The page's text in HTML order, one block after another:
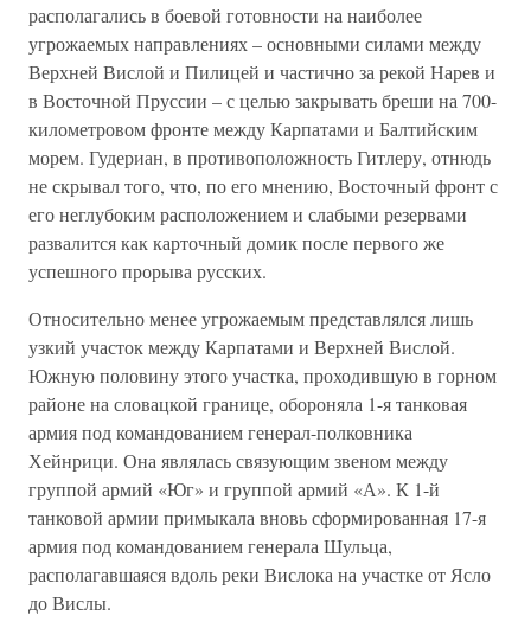
располагались в боевой готовности на наиболее
угрожаемых направлениях – основными силами между
Верхней Вислой и Пилицей и частично за рекой Нарев и
в Восточной Пруссии – с целью закрывать бреши на 700-
километровом фронте между Карпатами и Балтийским
морем. Гудериан, в противоположность Гитлеру, отнюдь
не скрывал того, что, по его мнению, Восточный фронт с
его неглубоким расположением и слабыми резервами
развалится как карточный домик после первого же
успешного прорыва русских.
Относительно менее угрожаемым представлялся лишь
узкий участок между Карпатами и Верхней Вислой.
Южную половину этого участка, проходившую в горном
районе на словацкой границе, обороняла 1-я танковая
армия под командованием генерал-полковника
Хейнрици. Она являлась связующим звеном между
группой армий «Юг» и группой армий «А». К 1-й
танковой армии примыкала вновь сформированная 17-я
армия под командованием генерала Шульца,
располагавшаяся вдоль реки Вислока на участке от Ясло
до Вислы.